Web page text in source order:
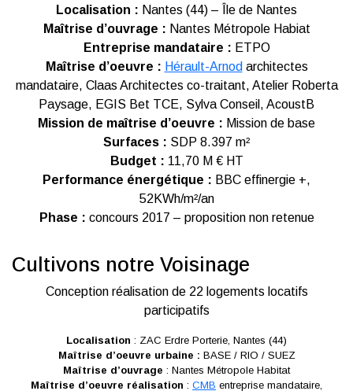
Localisation : Nantes (44) – Île de Nantes
Maîtrise d’ouvrage : Nantes Métropole Habiat
Entreprise mandataire : ETPO
Maîtrise d’oeuvre : Hérault-Arnod architectes
mandataire, Claas Architectes co-traitant, Atelier Roberta
Paysage, EGIS Bet TCE, Sylva Conseil, AcoustB
Mission de maîtrise d’oeuvre : Mission de base
Surfaces : SDP 8.397 m²
Budget : 11,70 M € HT
Performance énergétique : BBC effinergie +,
52KWh/m²/an
Phase : concours 2017 – proposition non retenue
Cultivons notre Voisinage
Conception réalisation de 22 logements locatifs
participatifs
Localisation : ZAC Erdre Porterie, Nantes (44)
Maîtrise d’oeuvre urbaine : BASE / RIO / SUEZ
Maîtrise d’ouvrage : Nantes Métropole Habitat
Maîtrise d’oeuvre réalisation : CMB entreprise mandataire,